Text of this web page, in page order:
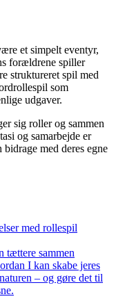
et simpelt eventyr,
forældrene spiller
struktureret spil med
som
udgaver.
sig roller og sammen
og samarbejde er
med deres egne
med rollespil
tættere sammen
I kan skabe jeres
– og gøre det til